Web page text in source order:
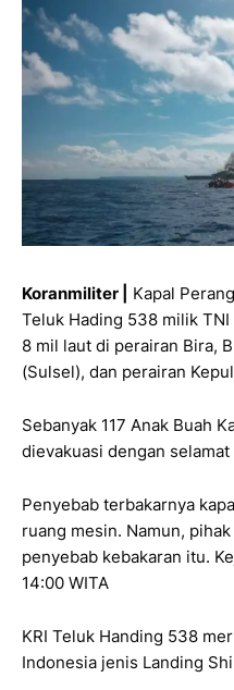
Koranmiliter |
Kapal
Teluk Hading 538 milik
8 mil laut di perairan Bira,
(Sulsel), dan perairan
Sebanyak 117 Anak Buah
dievakuasi dengan
Penyebab terbakarnya
ruang mesin. Namun,
penyebab kebakaran itu.
14:00 WITA
KRI Teluk Handing 538
Indonesia jenis Landing